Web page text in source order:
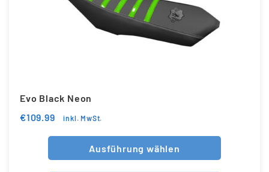
Evo Black Neon
€109.99 inkl. MwSt.
Ausführung wählen